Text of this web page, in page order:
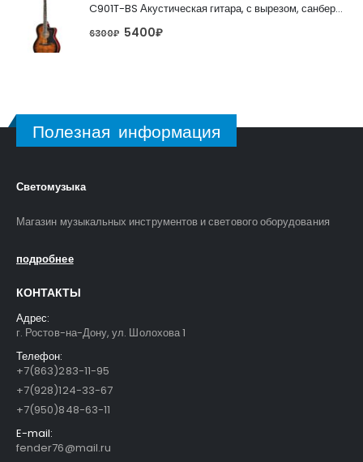
C901T-BS Акустическая гитара, с вырезом, санберст, Caraya
6300₽ 5400₽
Полезная информация
Светомузыка
Магазин музыкальных инструментов и светового оборудования
подробнее
КОНТАКТЫ
Адрес:
г. Ростов-на-Дону, ул. Шолохова 1
Телефон:
+7(863)283-11-95
+7(928)124-33-67
+7(950)848-63-11
E-mail:
fender76@mail.ru